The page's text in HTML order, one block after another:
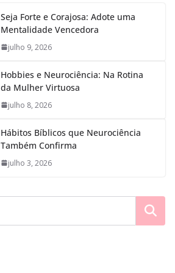
Seja Forte e Corajosa: Adote uma
Mentalidade Vencedora
julho 9, 2026
Hobbies e Neurociência: Na Rotina
da Mulher Virtuosa
julho 8, 2026
Hábitos Bíblicos que Neurociência
Também Confirma
julho 3, 2026
Pesquisar